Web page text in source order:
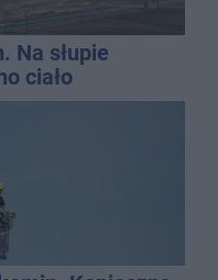
Na słupie
ciało